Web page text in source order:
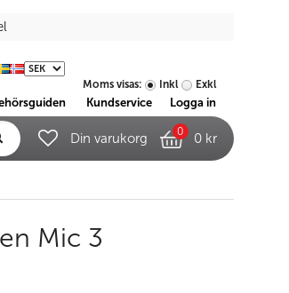
Moms visas: Inkl Exkl
Kundservice Logga in
Din varukorg 0 0 kr
Mic 3